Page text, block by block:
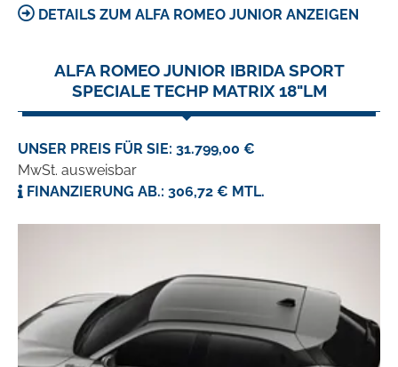
DETAILS ZUM ALFA ROMEO JUNIOR ANZEIGEN
ALFA ROMEO JUNIOR IBRIDA SPORT
SPECIALE TECHP MATRIX 18"LM
UNSER PREIS FÜR SIE: 31.799,00 €
MwSt. ausweisbar
FINANZIERUNG AB.: 306,72 € MTL.